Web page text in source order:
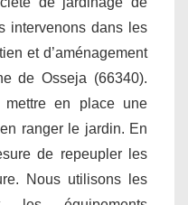
intervenons dans les
et d’aménagement
de Osseja (66340).
mettre en place une
ranger le jardin. En
de repeupler les
Nous utilisons les